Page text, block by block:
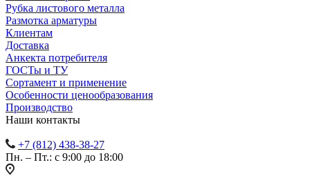
Рубка листового металла
Размотка арматуры
Клиентам
Доставка
Анкекта потребителя
ГОСТы и ТУ
Сортамент и применение
Особенности ценообразования
Производство
Наши контакты
+7 (812) 438-38-27
Пн. – Пт.: с 9:00 до 18:00